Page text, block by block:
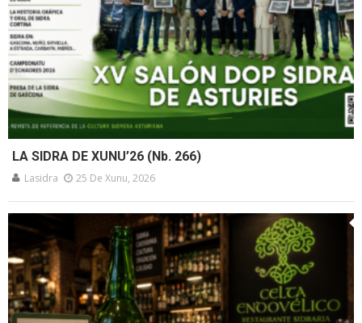
LA SIDRA DE XUNU’26 (Nb. 266)
Lasidra 25 De Xunu, 2026